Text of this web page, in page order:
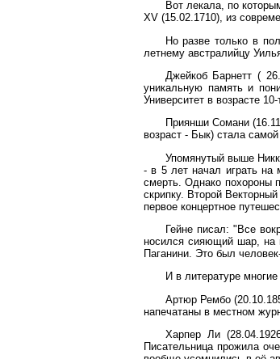
Вот лекала, по
XV (15.02.1710), из
Но разве только в
летнему австралийцу
Джейкоб Барнетт (
уникальную память и
Университет в возрасте
Приянши Сомани
возраст - Бык) стала
Упомянутый выше
- в 5 лет начал играть на
смерть. Однако похороны
скрипку. Второй
первое концертное
Гейне писал: "Все
носился сияющий шар, на
Паганини. Это был
И в литературе
Артюр Рембо
напечатаны в местном
Харпер Ли
Писательница прожила